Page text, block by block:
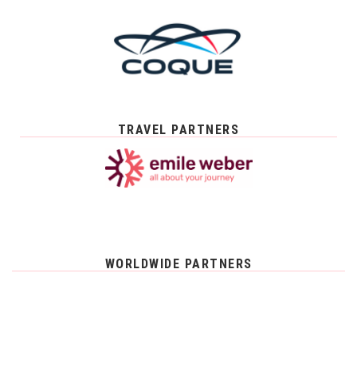
TRAVEL PARTNERS
WORLDWIDE PARTNERS